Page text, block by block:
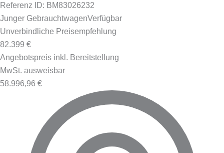
Referenz ID: BM83026232
Junger GebrauchtwagenVerfügbar
Unverbindliche Preisempfehlung
82.399 €
Angebotspreis inkl. Bereitstellung
MwSt. ausweisbar
58.996,96 €